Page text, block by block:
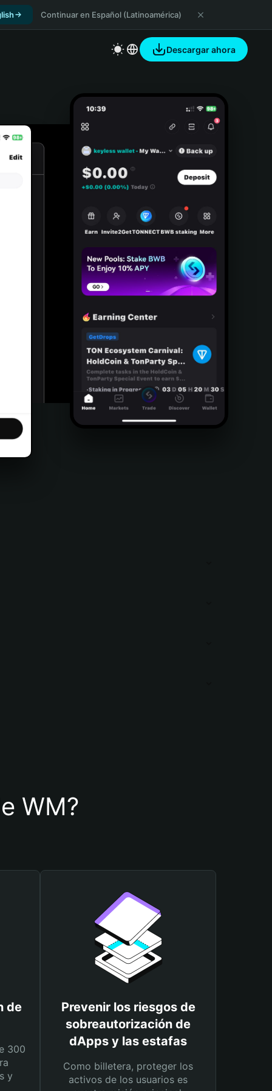
Continuar en Español (Latinoamérica)
Descargar ahora
WM?
de
300
y
Prevenir los riesgos de
sobreautorización de
dApps y las estafas
Como billetera, proteger los
activos de los usuarios es